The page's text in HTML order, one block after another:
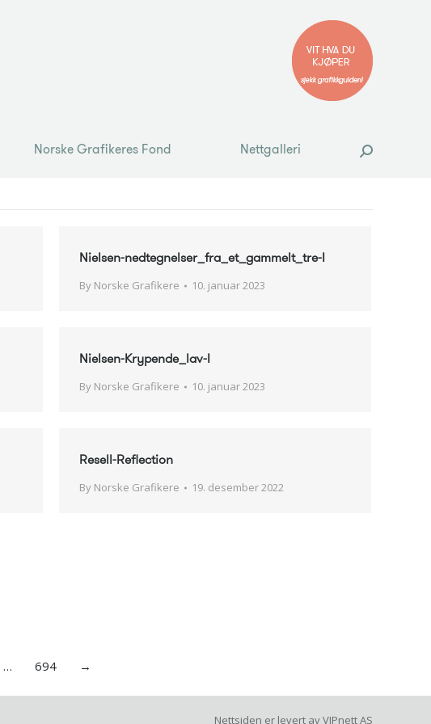
Norske Grafikeres Fond Nettgalleri Search:
Nielsen-nedtegnelser_fra_et_gammelt_tre-I
By Norske Grafikere 10. januar 2023
Nielsen-Krypende_lav-I
By Norske Grafikere 10. januar 2023
Resell-Reflection
By Norske Grafikere 19. desember 2022
… 694 →
Nettsiden er levert avVIPnett AS
Search: